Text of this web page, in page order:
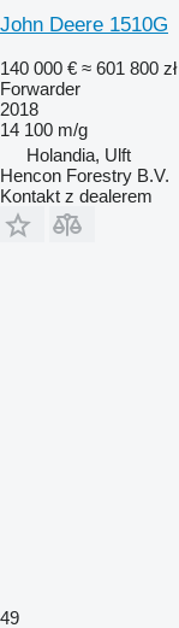
John Deere 1510G
140 000 € ≈ 601 800 zł
Forwarder
2018
14 100 m/g
Holandia, Ulft
Hencon Forestry B.V.
Kontakt z dealerem
49